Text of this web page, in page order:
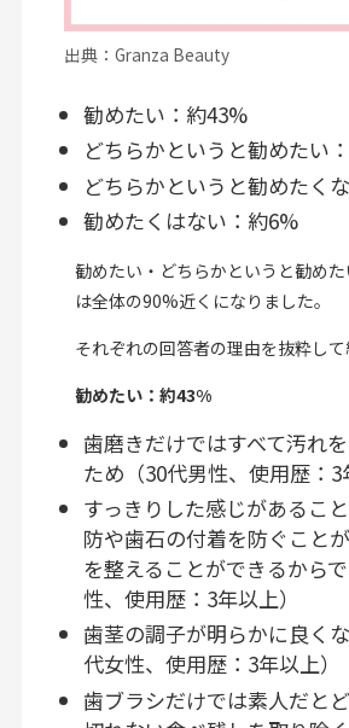
出典：Granza Beauty
勧めたい：約43%
どちらかというと勧めたい
どちらかというと勧めたく
勧めたくはない：約6%
勧めたい・どちらかというと勧め
は全体の90%近くになりました。
それぞれの回答者の理由を抜粋して
勧めたい：約43%
歯磨きだけではすべて汚れ
ため（30代男性、使用歴：3
すっきりした感じがあるこ
防や歯石の付着を防ぐこと
を整えることができるから
性、使用歴：3年以上）
歯茎の調子が明らかに良く
代女性、使用歴：3年以上）
歯ブラシだけでは素人だと